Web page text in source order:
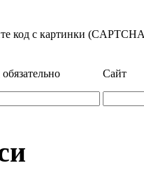
код с картинки
обязательно Сайт